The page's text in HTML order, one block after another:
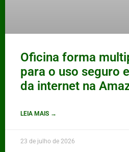
Oficina forma
para o uso seguro
da internet na
LEIA MAIS →
23 de julho de 2026